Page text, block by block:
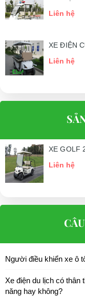
Liên hệ
XE ĐIỆN
Liên hệ
XE GOLF
Liên hệ
Người điều khiển xe ô
Xe điện du lịch có thân
năng hay không?